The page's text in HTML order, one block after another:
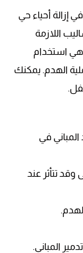
أحياء حي
اللازمة
هي استخدام
الهدم. يمكنك
في
تتأثر عند
المباني.